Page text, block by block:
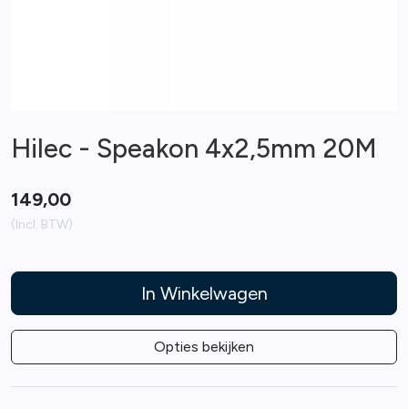
Hilec - Speakon 4x2,5mm 20M
149,00
(Incl. BTW)
In Winkelwagen
Opties bekijken